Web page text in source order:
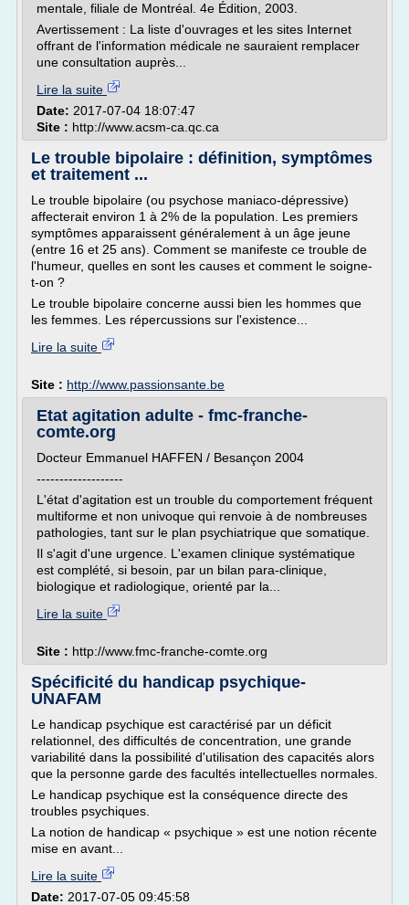
mentale, filiale de Montréal. 4e Édition, 2003.
Avertissement : La liste d'ouvrages et les sites Internet
offrant de l'information médicale ne sauraient remplacer
une consultation auprès...
Lire la suite
Date: 2017-07-04 18:07:47
Site : http://www.acsm-ca.qc.ca
Le trouble bipolaire : définition, symptômes
et traitement ...
Le trouble bipolaire (ou psychose maniaco-dépressive)
affecterait environ 1 à 2% de la population. Les premiers
symptômes apparaissent généralement à un âge jeune
(entre 16 et 25 ans). Comment se manifeste ce trouble de
l'humeur, quelles en sont les causes et comment le soigne-
t-on ?
Le trouble bipolaire concerne aussi bien les hommes que
les femmes. Les répercussions sur l'existence...
Lire la suite
Site : http://www.passionsante.be
Etat agitation adulte - fmc-franche-
comte.org
Docteur Emmanuel HAFFEN / Besançon 2004
-------------------
L'état d'agitation est un trouble du comportement fréquent
multiforme et non univoque qui renvoie à de nombreuses
pathologies, tant sur le plan psychiatrique que somatique.
Il s'agit d'une urgence. L'examen clinique systématique
est complété, si besoin, par un bilan para-clinique,
biologique et radiologique, orienté par la...
Lire la suite
Site : http://www.fmc-franche-comte.org
Spécificité du handicap psychique-
UNAFAM
Le handicap psychique est caractérisé par un déficit
relationnel, des difficultés de concentration, une grande
variabilité dans la possibilité d'utilisation des capacités alors
que la personne garde des facultés intellectuelles normales.
Le handicap psychique est la conséquence directe des
troubles psychiques.
La notion de handicap « psychique » est une notion récente
mise en avant...
Lire la suite
Date: 2017-07-05 09:45:58